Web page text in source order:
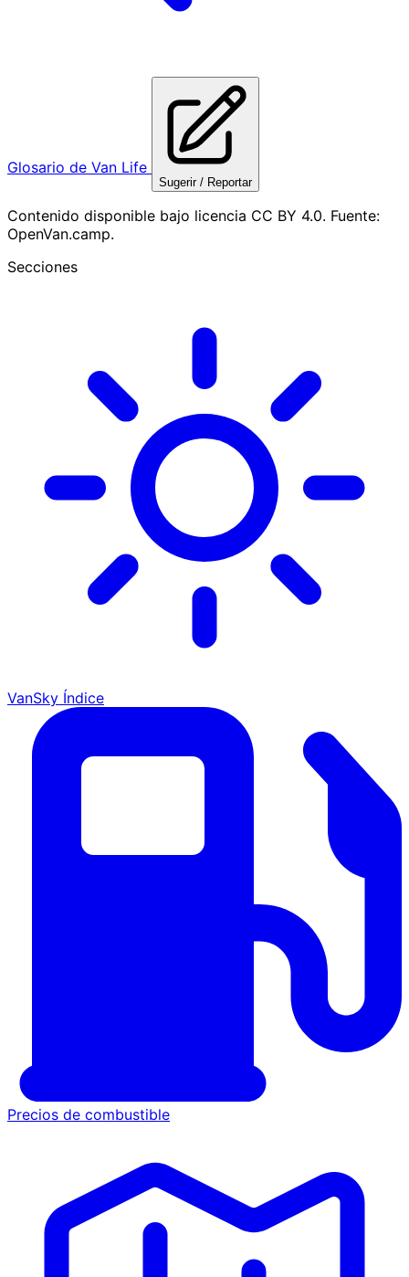
Glosario de Van Life
Sugerir / Reportar
Contenido disponible bajo licencia CC BY 4.0. Fuente:
OpenVan.camp.
Secciones
VanSky Índice
Precios de combustible